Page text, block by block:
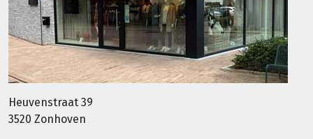
Heuvenstraat 39
3520 Zonhoven